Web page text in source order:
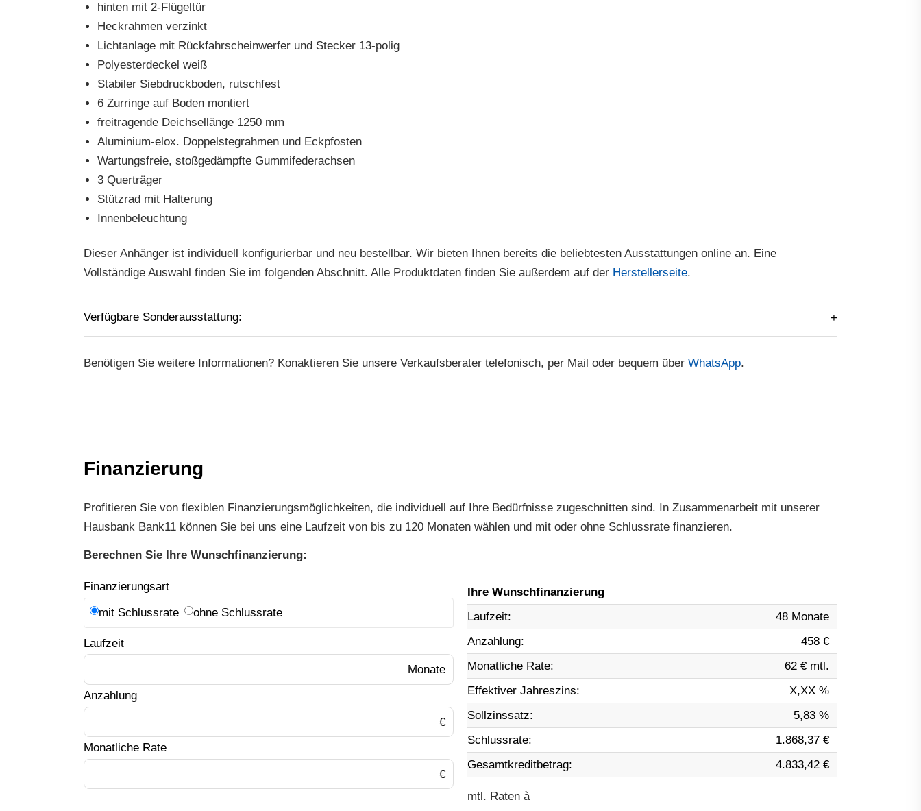
hinten mit 2-Flügeltür
Heckrahmen verzinkt
Lichtanlage mit Rückfahrscheinwerfer und Stecker 13-polig
Polyesterdeckel weiß
Stabiler Siebdruckboden, rutschfest
6 Zurringe auf Boden montiert
freitragende Deichsellänge 1250 mm
Aluminium-elox. Doppelstegrahmen und Eckpfosten
Wartungsfreie, stoßgedämpfte Gummifederachsen
3 Querträger
Stützrad mit Halterung
Innenbeleuchtung
Dieser Anhänger ist individuell konfigurierbar und neu bestellbar. Wir bieten Ihnen bereits die beliebtesten Ausstattungen online an. Eine
Vollständige Auswahl finden Sie im folgenden Abschnitt. Alle Produktdaten finden Sie außerdem auf der Herstellerseite.
Verfügbare Sonderausstattung:
Benötigen Sie weitere Informationen? Konaktieren Sie unsere Verkaufsberater telefonisch, per Mail oder bequem über WhatsApp.
Finanzierung
Profitieren Sie von flexiblen Finanzierungsmöglichkeiten, die individuell auf Ihre Bedürfnisse zugeschnitten sind. In Zusammenarbeit mit unserer
Hausbank Bank11 können Sie bei uns eine Laufzeit von bis zu 120 Monaten wählen und mit oder ohne Schlussrate finanzieren.
Berechnen Sie Ihre Wunschfinanzierung:
Finanzierungsart
mit Schlussrate ohne Schlussrate
Laufzeit
Anzahlung
Monatliche Rate
Ihre Wunschfinanzierung
Laufzeit:
48 Monate
Anzahlung:
458 €
Monatliche Rate:
62 € mtl.
Effektiver Jahreszins:
X,XX %
Sollzinssatz:
5,83 %
Schlussrate:
1.868,37 €
Gesamtkreditbetrag:
4.833,42 €
mtl. Raten à